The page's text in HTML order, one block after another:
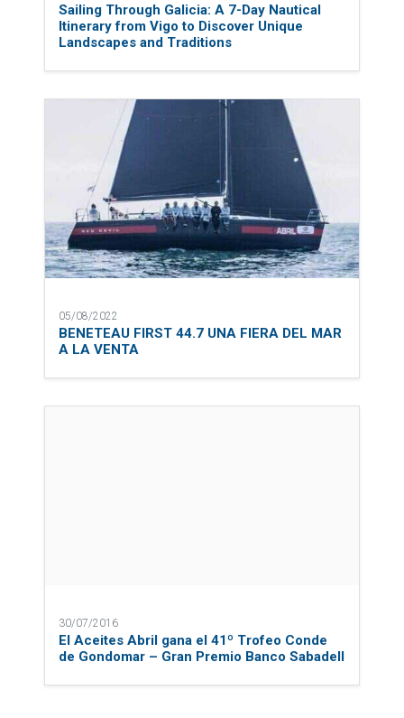
Sailing Through Galicia: A 7-Day Nautical
Itinerary from Vigo to Discover Unique
Landscapes and Traditions
05/08/2022
BENETEAU FIRST 44.7 UNA FIERA DEL MAR
A LA VENTA
30/07/2016
El Aceites Abril gana el 41º Trofeo Conde
de Gondomar – Gran Premio Banco Sabadell